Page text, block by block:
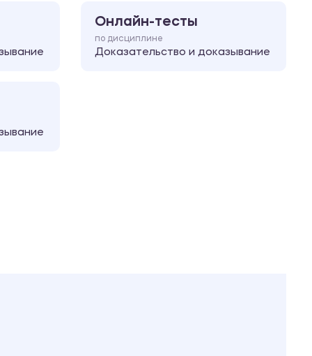
Онлайн-тесты
по дисциплине
Доказательство и доказывание